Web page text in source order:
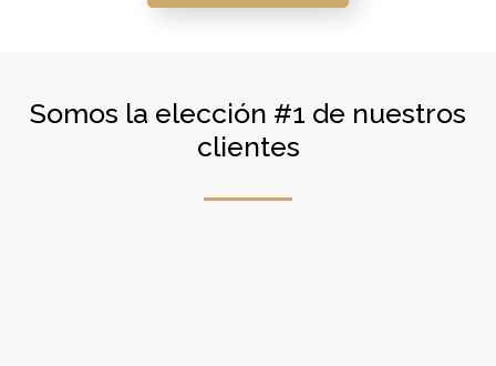
Somos la elección #1 de nuestros
clientes